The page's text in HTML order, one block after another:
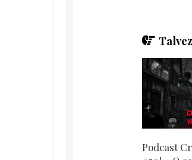
Podcast